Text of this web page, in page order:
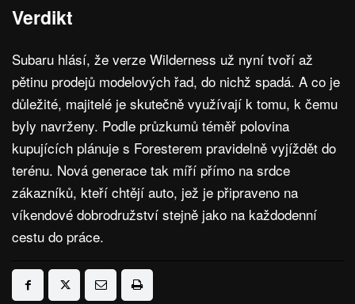
Verdikt
Subaru hlásí, že verze Wilderness už nyní tvoří až
pětinu prodejů modelových řad, do nichž spadá. A co je
důležité, majitelé je skutečně využívají k tomu, k čemu
byly navrženy. Podle průzkumů téměř polovina
kupujících plánuje s Foresterem pravidelně vyjíždět do
terénu. Nová generace tak míří přímo na srdce
zákazníků, kteří chtějí auto, jež je připraveno na
víkendové dobrodružství stejně jako na každodenní
cestu do práce.